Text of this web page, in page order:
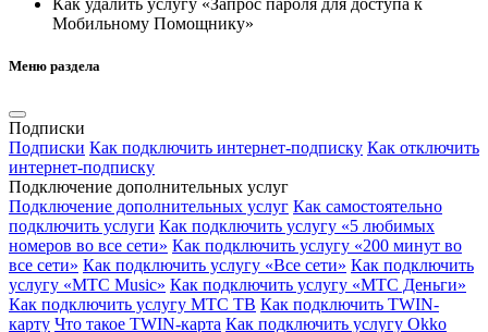
Как удалить услугу «Запрос пароля для доступа к
Мобильному Помощнику»
Меню раздела
Подписки
Подписки Как подключить интернет-подписку Как отключить
интернет-подписку
Подключение дополнительных услуг
Подключение дополнительных услуг Как самостоятельно
подключить услуги Как подключить услугу «5 любимых
номеров во все сети» Как подключить услугу «200 минут во
все сети» Как подключить услугу «Все сети» Как подключить
услугу «МТС Music» Как подключить услугу «МТС Деньги»
Как подключить услугу МТС ТВ Как подключить TWIN-
карту Что такое TWIN-карта Как подключить услугу Okko